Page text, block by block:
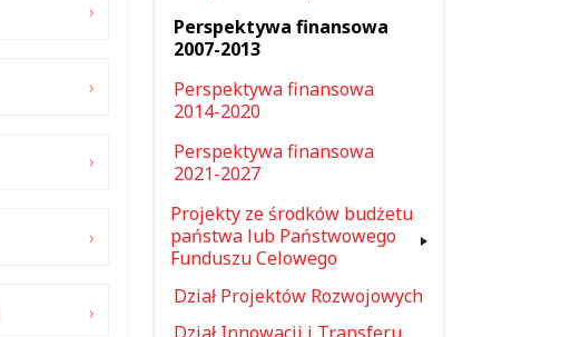
Perspektywa finansowa
2007-2013
Perspektywa finansowa
2014-2020
Perspektywa finansowa
2021-2027
Projekty ze środków budżetu
państwa lub Państwowego
Funduszu Celowego
Dział Projektów Rozwojowych